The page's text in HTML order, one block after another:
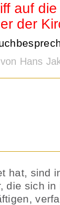
auf
der
Hans
hat, sind
die sich